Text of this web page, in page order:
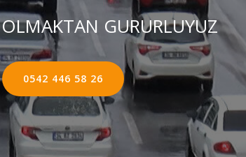
GURURLUYUZ
0542 446 58 26